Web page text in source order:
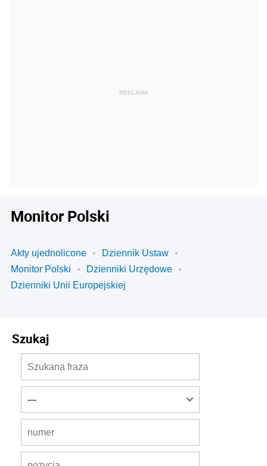
Monitor Polski
Akty ujednolicone
Dziennik Ustaw
Monitor Polski
Dzienniki Urzędowe
Dzienniki Unii Europejskiej
Szukaj